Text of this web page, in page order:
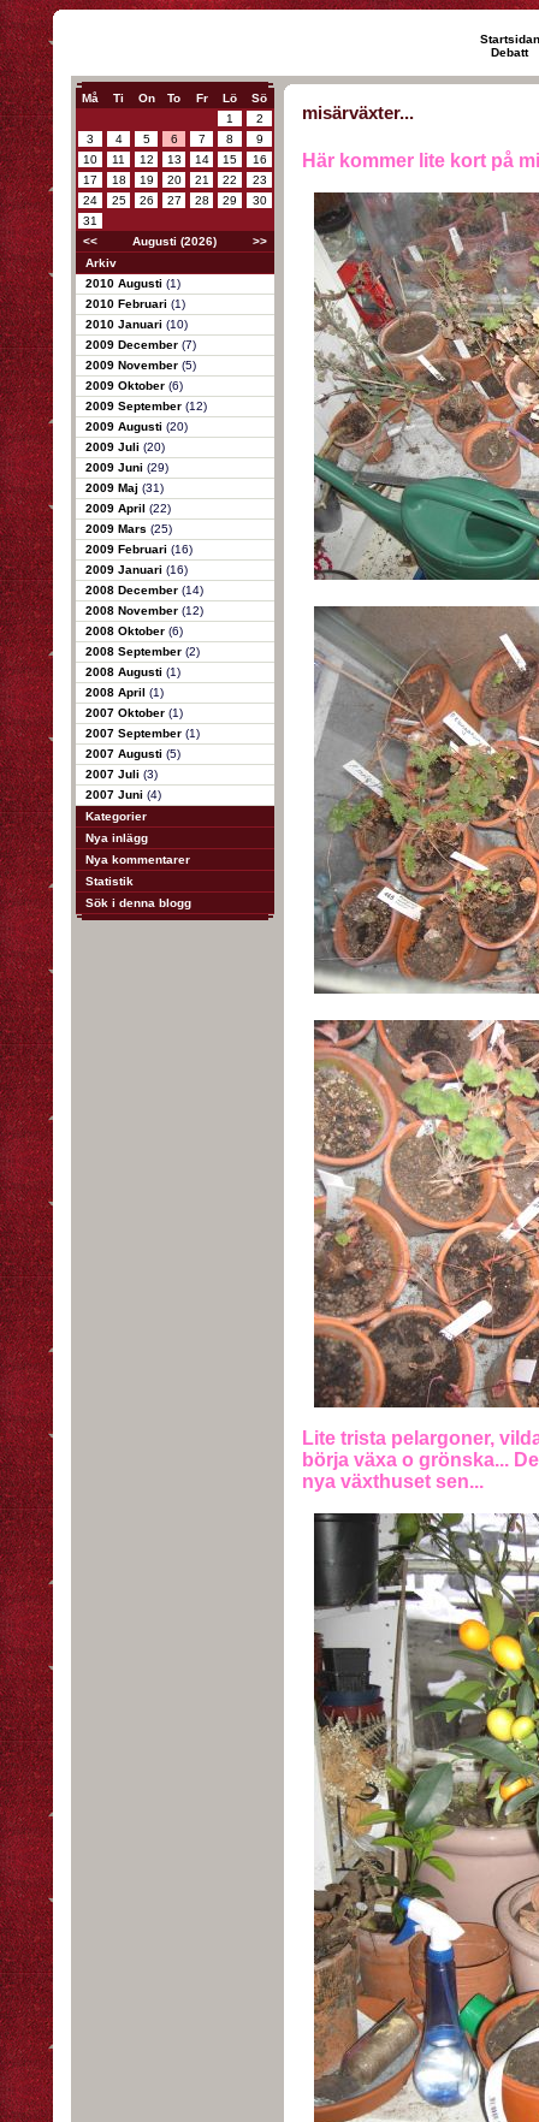
Startsidan
Debatt
Må Ti On To Fr Lö
Sö
1
2
3
4 5 6 7 8
9
10
11 12 13 14 15
16
17
18 19 20 21 22
23
24
25 26 27 28 29
30
31
<<
Augusti (2026)
>>
Arkiv
2010 Augusti (1)
2010 Februari (1)
2010 Januari (10)
2009 December (7)
2009 November (5)
2009 Oktober (6)
2009 September (12)
2009 Augusti (20)
2009 Juli (20)
2009 Juni (29)
2009 Maj (31)
2009 April (22)
2009 Mars (25)
2009 Februari (16)
2009 Januari (16)
2008 December (14)
2008 November (12)
2008 Oktober (6)
2008 September (2)
2008 Augusti (1)
2008 April (1)
2007 Oktober (1)
2007 September (1)
2007 Augusti (5)
2007 Juli (3)
2007 Juni (4)
Kategorier
Nya inlägg
Nya kommentarer
Statistik
Sök i denna blogg
misärväxter...
Här kommer lite kort på
Lite trista pelargoner,
börja växa o grönska...
nya växthuset sen...